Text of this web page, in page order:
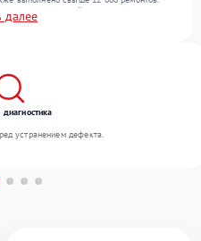
более 300 устройств, включая , , . Мы
и предлагаем стабильный уровень
далее
устранением дефекта.